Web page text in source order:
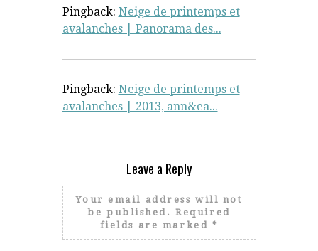
Pingback: Neige de printemps et
avalanches | Panorama des...
Pingback: Neige de printemps et
avalanches | 2013, ann&ea...
Leave a Reply
Your email address will not
be published. Required
fields are marked *